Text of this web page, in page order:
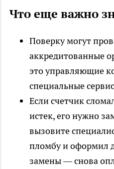
Что еще важно
Поверку могут
аккредитованные
это управляющие
специальные
Если счетчик
истек, его нужно
вызовите
пломбу и оформил
замены — снова